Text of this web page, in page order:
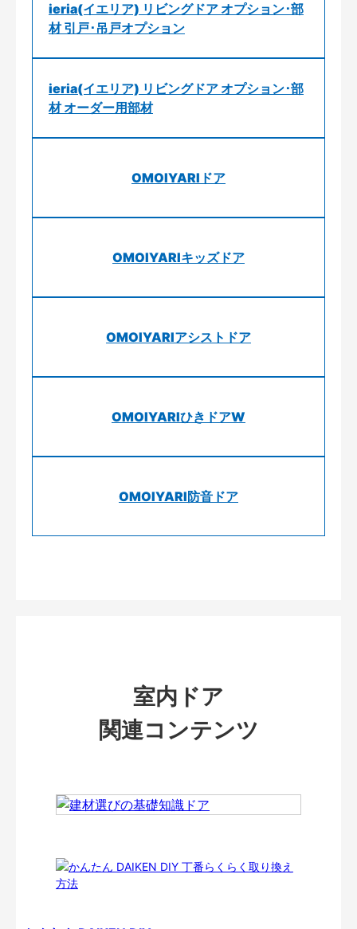
ieria(イエリア) リビングドア オプション･部
材 引戸･吊戸オプション
ieria(イエリア) リビングドア オプション･部
材 オーダー用部材
OMOIYARIドア
OMOIYARIキッズドア
OMOIYARIアシストドア
OMOIYARIひきドアW
OMOIYARI防音ドア
室内ドア
関連コンテンツ